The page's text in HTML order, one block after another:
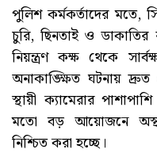
পুলিশ কর্মকর্তাদের মতে,
চুরি, ছিনতাই ও ডাকাতির
নিয়ন্ত্রণ কক্ষ থেকে
অনাকাঙ্ক্ষিত ঘটনায়
স্থায়ী ক্যামেরার
মতো বড় আয়োজনে
নিশ্চিত করা হচ্ছে।